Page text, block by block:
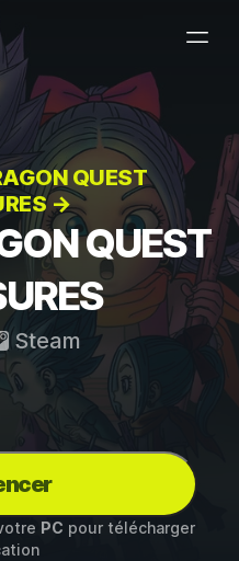
QUEST
→
QUEST
Steam
PC pour télécharger